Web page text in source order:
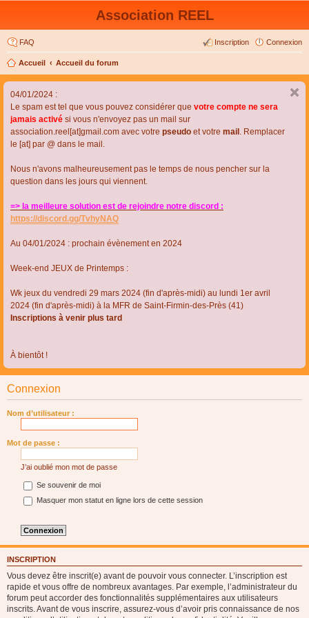
Association REEL
FAQ Connexion
Inscription
Accueil Accueil du forum
04/01/2024 :
Le spam est tel que vous pouvez considérer que votre compte ne sera
jamais activé si vous n'envoyez pas un mail sur
association.reel[at]gmail.com avec votre pseudo et votre mail . Remplacer
le [at] par @ dans le mail.
Nous n'avons malheureusement pas le temps de nous pencher sur la
question dans les jours qui viennent.
=> la meilleure solution est de rejoindre notre discord :
https://discord.gg/TvhyNAQ
Au 04/01/2024 : prochain évènement en 2024
Week-end JEUX de Printemps :
Wk jeux du vendredi 29 mars 2024 (fin d'après-midi) au lundi 1er avril
2024 (fin d'après-midi) à la MFR de Saint-Firmin-des-Près (41)
Inscriptions à venir plus tard
À bientôt !
Connexion
Nom d’utilisateur :
Mot de passe :
J’ai oublié mon mot de passe
Se souvenir de moi
Masquer mon statut en ligne lors de cette session
INSCRIPTION
Vous devez être inscrit(e) avant de pouvoir vous connecter. L’inscription est
rapide et vous offre de nombreux avantages. Par exemple, l’administrateur du
forum peut accorder des fonctionnalités supplémentaires aux utilisateurs
inscrits. Avant de vous inscrire, assurez-vous d’avoir pris connaissance de nos